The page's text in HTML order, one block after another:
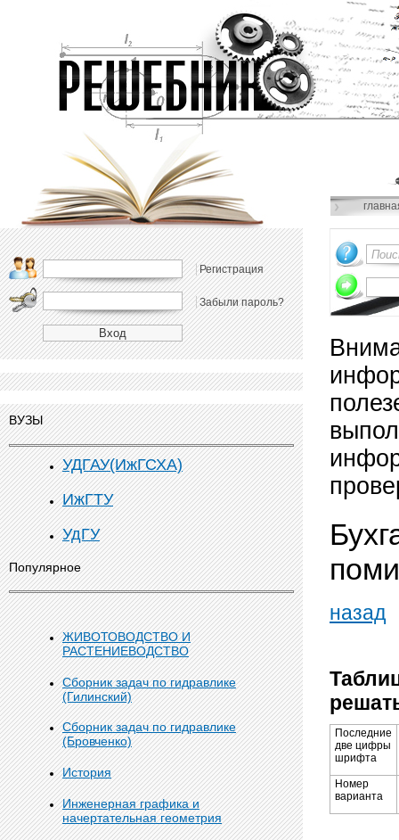
Регистрация
Забыли пароль?
ВУЗЫ
УДГАУ(ИжГСХА)
ИжГТУ
УдГУ
Популярное
ЖИВОТОВОДСТВО И
РАСТЕНИЕВОДСТВО
Сборник задач по гидравлике
(Гилинский)
Сборник задач по гидравлике
(Бровченко)
История
Инженерная графика и
начертательная геометрия
назад
Последние
две цифры
шрифта
Номер
варианта